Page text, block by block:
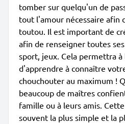
tomber sur quelqu'un de
tout l'amour nécessaire afin
toutou. Il est important de
afin de renseigner toutes
sport, jeux. Cela permettra
d'apprendre à connaître
chouchouter au maximum !
beaucoup de maîtres
famille ou à leurs amis.
souvent la plus simple et la